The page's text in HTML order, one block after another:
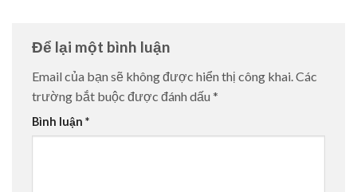
Để lại một bình luận
Email của bạn sẽ không được hiển thị công khai.Các
trường bắt buộc được đánh dấu *
Bình luận *